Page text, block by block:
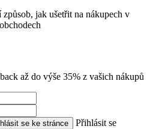
způsob, jak ušetřit na nákupech v
až do výše 35% z vašich nákupů
se ke stránce
Přihlásit se